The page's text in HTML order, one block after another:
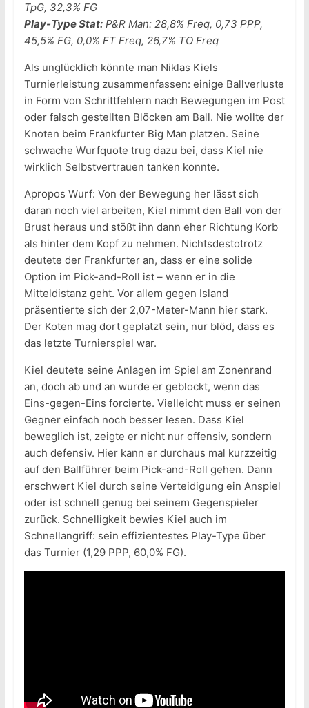
TpG, 32,3% FG
Play-Type Stat:P&R Man: 28,8% Freq, 0,73 PPP,
45,5% FG, 0,0% FT Freq, 26,7% TO Freq
Als unglücklich könnte man Niklas Kiels
Turnierleistung zusammenfassen: einige Ballverluste
in Form von Schrittfehlern nach Bewegungen im Post
oder falsch gestellten Blöcken am Ball. Nie wollte der
Knoten beim Frankfurter Big Man platzen. Seine
schwache Wurfquote trug dazu bei, dass Kiel nie
wirklich Selbstvertrauen tanken konnte.
Apropos Wurf: Von der Bewegung her lässt sich
daran noch viel arbeiten, Kiel nimmt den Ball von der
Brust heraus und stößt ihn dann eher Richtung Korb
als hinter dem Kopf zu nehmen. Nichtsdestotrotz
deutete der Frankfurter an, dass er eine solide
Option im Pick-and-Roll ist – wenn er in die
Mitteldistanz geht. Vor allem gegen Island
präsentierte sich der 2,07-Meter-Mann hier stark.
Der Koten mag dort geplatzt sein, nur blöd, dass es
das letzte Turnierspiel war.
Kiel deutete seine Anlagen im Spiel am Zonenrand
an, doch ab und an wurde er geblockt, wenn das
Eins-gegen-Eins forcierte. Vielleicht muss er seinen
Gegner einfach noch besser lesen. Dass Kiel
beweglich ist, zeigte er nicht nur offensiv, sondern
auch defensiv. Hier kann er durchaus mal kurzzeitig
auf den Ballführer beim Pick-and-Roll gehen. Dann
erschwert Kiel durch seine Verteidigung ein Anspiel
oder ist schnell genug bei seinem Gegenspieler
zurück. Schnelligkeit bewies Kiel auch im
Schnellangriff: sein effizientestes Play-Type über
das Turnier (1,29 PPP, 60,0% FG).